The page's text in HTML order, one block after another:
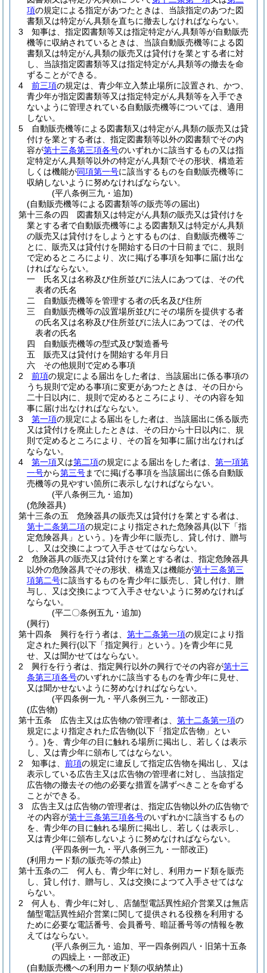
項の規定による指定があつたときは、当該指定のあつた図
書類又は特定がん具類を直ちに撤去しなければならない。
3
知事は、指定図書類等又は指定特定がん具類等が自動販売
機等に収納されているときは、当該自動販売機等による図
書類又は特定がん具類の販売又は貸付けを業とする者に対
し、当該指定図書類等又は指定特定がん具類等の撤去を命
ずることができる。
4
前三項の規定は、青少年立入禁止場所に設置され、かつ、
青少年が指定図書類等又は指定特定がん具類等を入手でき
ないように管理されている自動販売機等については、適用
しない。
5
自動販売機等による図書類又は特定がん具類の販売又は貸
付けを業とする者は、指定図書類等以外の図書類でその内
容が第十三条第三項各号のいずれかに該当するもの又は指
定特定がん具類等以外の特定がん具類でその形状、構造若
しくは機能が同項第一号に該当するものを自動販売機等に
収納しないように努めなければならない。
(平八条例三九・追加)
(自動販売機等による図書類等の販売等の届出)
第十三条の四
図書類又は特定がん具類の販売又は貸付けを
業とする者で自動販売機等による図書類又は特定がん具類
の販売又は貸付けをしようとするものは、自動販売機等ご
とに、販売又は貸付けを開始する日の十日前までに、規則
で定めるところにより、次に掲げる事項を知事に届け出な
ければならない。
一
氏名又は名称及び住所並びに法人にあつては、その代
表者の氏名
二
自動販売機等を管理する者の氏名及び住所
三
自動販売機等の設置場所並びにその場所を提供する者
の氏名又は名称及び住所並びに法人にあつては、その代
表者の氏名
四
自動販売機等の型式及び製造番号
五
販売又は貸付けを開始する年月日
六
その他規則で定める事項
2
前項の規定による届出をした者は、当該届出に係る事項の
うち規則で定める事項に変更があつたときは、その日から
二十日以内に、規則で定めるところにより、その内容を知
事に届け出なければならない。
3
第一項の規定による届出をした者は、当該届出に係る販売
又は貸付けを廃止したときは、その日から十日以内に、規
則で定めるところにより、その旨を知事に届け出なければ
ならない。
4
第一項又は第二項の規定による届出をした者は、 第一項第
一号から第三号までに掲げる事項を当該届出に係る自動販
売機等の見やすい箇所に表示しなければならない。
(平八条例三九・追加)
(危険器具)
第十三条の五
危険器具の販売又は貸付けを業とする者は、
第十二条第二項の規定により指定された危険器具(以下「指
定危険器具」という。)を青少年に販売し、貸し付け、贈与
し、又は交換によつて入手させてはならない。
2
危険器具の販売又は貸付けを業とする者は、指定危険器具
以外の危険器具でその形状、構造又は機能が第十三条第三
項第二号に該当するものを青少年に販売し、貸し付け、贈
与し、又は交換によつて入手させないように努めなければ
ならない。
(平二〇条例五九・追加)
(興行)
第十四条
興行を行う者は、 第十二条第一項の規定により指
定された興行(以下「指定興行」という。)を青少年に見
せ、又は聞かせてはならない。
2
興行を行う者は、指定興行以外の興行でその内容が第十三
条第三項各号のいずれかに該当するものを青少年に見せ、
又は聞かせないように努めなければならない。
(平四条例一九・平八条例三九・一部改正)
(広告物)
第十五条
広告主又は広告物の管理者は、 第十二条第一項の
規定により指定された広告物(以下「指定広告物」とい
う。)を、青少年の目に触れる場所に掲出し、若しくは表示
し、又は青少年に頒布してはならない。
2
知事は、 前項の規定に違反して指定広告物を掲出し、又は
表示している広告主又は広告物の管理者に対し、当該指定
広告物の撤去その他の必要な措置を講ずべきことを命ずる
ことができる。
3
広告主又は広告物の管理者は、指定広告物以外の広告物で
その内容が第十三条第三項各号のいずれかに該当するもの
を、青少年の目に触れる場所に掲出し、若しくは表示し、
又は青少年に頒布しないように努めなければならない。
(平四条例一九・平八条例三九・一部改正)
(利用カード類の販売等の禁止)
第十五条の二
何人も、青少年に対し、利用カード類を販売
し、貸し付け、贈与し、又は交換によつて入手させてはな
らない。
2
何人も、青少年に対し、店舗型電話異性紹介営業又は無店
舗型電話異性紹介営業に関して提供される役務を利用する
ために必要な電話番号、会員番号、暗証番号等の情報を教
えてはならない。
(平八条例三九・追加、平一四条例四八・旧第十五条
の四繰上・一部改正)
(自動販売機への利用カード類の収納禁止)